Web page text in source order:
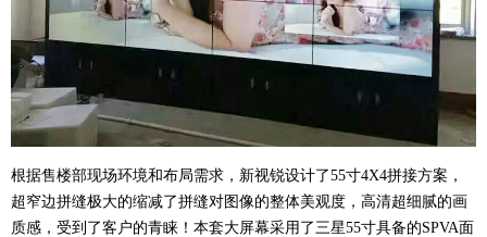
根据售楼部现场环境和布局需求，新视锐设计了55寸4X4拼接方案，
超窄边拼缝极大的缩减了拼缝对图像的整体美观度，高清超细腻的画
质感，受到了客户的青睐！本套大屏幕采用了三星55寸具备的SPVA面